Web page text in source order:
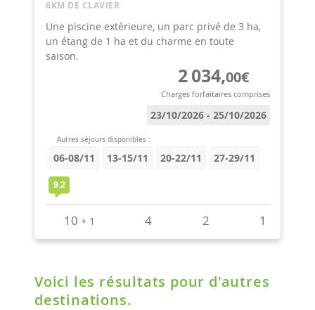
Voici les résultats pour d'autres
destinations.